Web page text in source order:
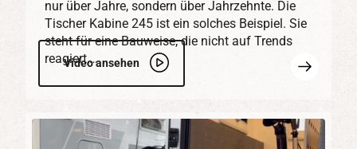
Video ansehen
nur über Jahre, sondern über Jahrzehnte. Die
Tischer Kabine 245 ist ein solches Beispiel. Sie
steht für eine Bauweise, die nicht auf Trends
reagiert,…
erfahren